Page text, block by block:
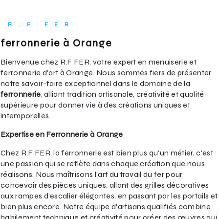
R.F FER
ferronnerie à Orange
Bienvenue chez R.F FER, votre expert en menuiserie et
ferronnerie d'art à Orange. Nous sommes fiers de présenter
notre savoir-faire exceptionnel dans le domaine de la
ferronnerie, alliant tradition artisanale, créativité et qualité
supérieure pour donner vie à des créations uniques et
intemporelles.
Expertise en Ferronnerie à Orange
Chez R.F FER, la ferronnerie est bien plus qu'un métier, c'est
une passion qui se reflète dans chaque création que nous
réalisons. Nous maîtrisons l'art du travail du fer pour
concevoir des pièces uniques, allant des grilles décoratives
aux rampes d'escalier élégantes, en passant par les portails et
bien plus encore. Notre équipe d'artisans qualifiés combine